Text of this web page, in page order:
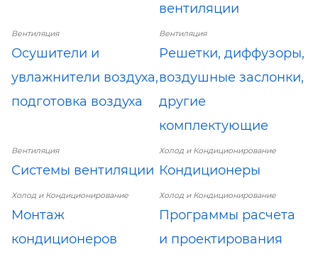
вентиляции
Вентиляция
Осушители и
увлажнители воздуха,
подготовка воздуха
Вентиляция
Решетки, диффузоры,
воздушные заслонки,
другие
комплектующие
Вентиляция
Системы вентиляции
Холод и Кондиционирование
Кондиционеры
Холод и Кондиционирование
Монтаж
кондиционеров
Холод и Кондиционирование
Программы расчета
и проектирования